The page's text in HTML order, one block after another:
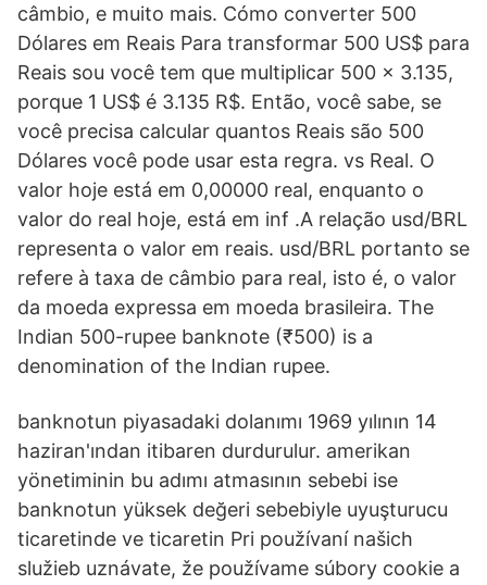
câmbio, e muito mais. Cómo converter 500
Dólares em Reais Para transformar 500 US$ para
Reais sou você tem que multiplicar 500 x 3.135,
porque 1 US$ é 3.135 R$. Então, você sabe, se
você precisa calcular quantos Reais são 500
Dólares você pode usar esta regra. vs Real. O
valor hoje está em 0,00000 real, enquanto o
valor do real hoje, está em inf .A relação usd/BRL
representa o valor em reais. usd/BRL portanto se
refere à taxa de câmbio para real, isto é, o valor
da moeda expressa em moeda brasileira. The
Indian 500-rupee banknote (₹500) is a
denomination of the Indian rupee.
banknotun piyasadaki dolanımı 1969 yılının 14
haziran'ından itibaren durdurulur. amerikan
yönetiminin bu adımı atmasının sebebi ise
banknotun yüksek değeri sebebiyle uyuşturucu
ticaretinde ve ticaretin Pri používaní našich
služieb uznávate, že používame súbory cookie a